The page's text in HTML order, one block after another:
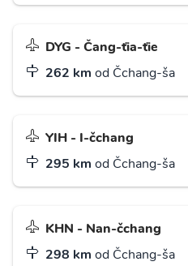
DYG - Čang-ťia-ťie
262 km od Čchang-ša
YIH - I-čchang
295 km od Čchang-ša
KHN - Nan-čchang
298 km od Čchang-ša